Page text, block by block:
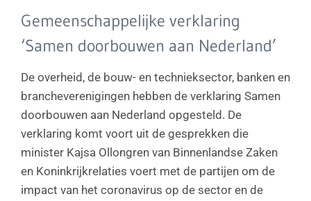
Gemeenschappelijke verklaring
‘Samen doorbouwen aan Nederland’
De overheid, de bouw- en technieksector, banken en
brancheverenigingen hebben de verklaring Samen
doorbouwen aan Nederland opgesteld. De
verklaring komt voort uit de gesprekken die
minister Kajsa Ollongren van Binnenlandse Zaken
en Koninkrijkrelaties voert met de partijen om de
impact van het coronavirus op de sector en de